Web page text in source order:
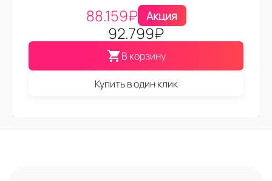
88.159₽ Акция
92.799₽
В корзину
Купить в один клик